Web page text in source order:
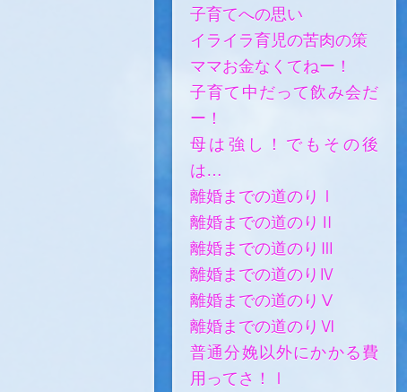
子育てへの思い
イライラ育児の苦肉の策
ママお金なくてねー！
子育て中だって飲み会だ
ー！
母は強し！でもその後
は…
離婚までの道のりⅠ
離婚までの道のりⅡ
離婚までの道のりⅢ
離婚までの道のりⅣ
離婚までの道のりⅤ
離婚までの道のりⅥ
普通分娩以外にかかる費
用ってさ！Ⅰ